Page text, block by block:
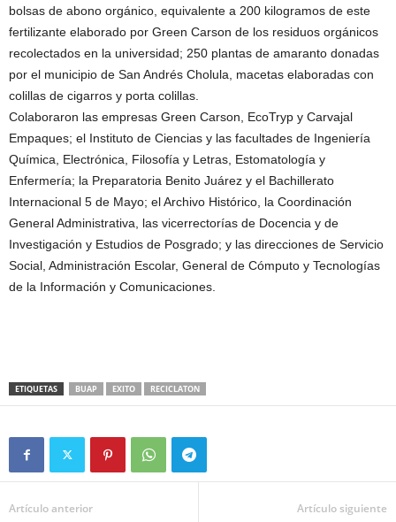
bolsas de abono orgánico, equivalente a 200 kilogramos de este
fertilizante elaborado por Green Carson de los residuos orgánicos
recolectados en la universidad; 250 plantas de amaranto donadas
por el municipio de San Andrés Cholula, macetas elaboradas con
colillas de cigarros y porta colillas.
Colaboraron las empresas Green Carson, EcoTryp y Carvajal
Empaques; el Instituto de Ciencias y las facultades de Ingeniería
Química, Electrónica, Filosofía y Letras, Estomatología y
Enfermería; la Preparatoria Benito Juárez y el Bachillerato
Internacional 5 de Mayo; el Archivo Histórico, la Coordinación
General Administrativa, las vicerrectorías de Docencia y de
Investigación y Estudios de Posgrado; y las direcciones de Servicio
Social, Administración Escolar, General de Cómputo y Tecnologías
de la Información y Comunicaciones.
ETIQUETAS BUAP EXITO RECICLATON
Artículo anterior Artículo siguiente